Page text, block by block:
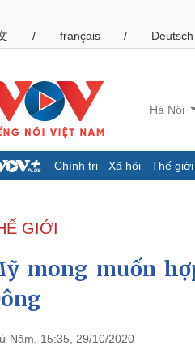
/ français / Deutsch
Hà Nội
Chính trị Xã hội Thế giới
chức nhân sự
diện sự thật
Dấu ấn
luật
GIỚI
mong muốn
Năm, 15:35, 29/10/2020